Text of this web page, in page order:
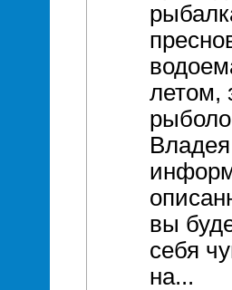
летом,
Владея
вы
себя
на...